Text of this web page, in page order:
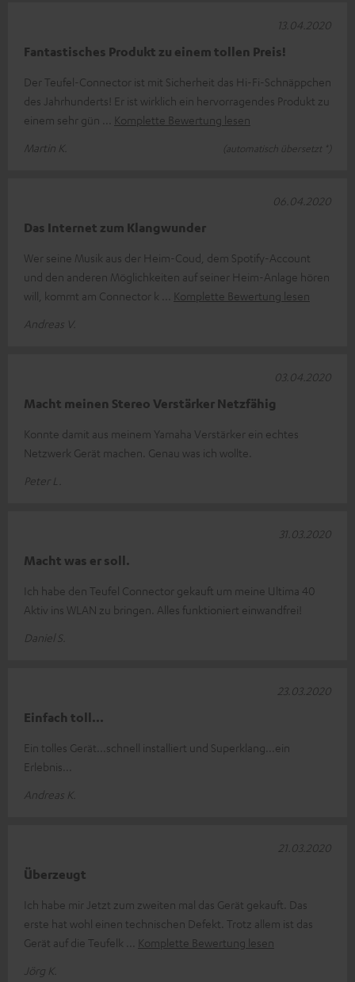
Fantastisches Produkt zu einem tollen Preis!
Der Teufel-Connector ist mit Sicherheit das Hi-Fi-Schnäppchen
des Jahrhunderts! Er ist wirklich ein hervorragendes Produkt zu
einem sehr gün
Komplette Bewertung lesen
Martin K.
(automatisch übersetzt *)
13.04.2020
Das Internet zum Klangwunder
Wer seine Musik aus der Heim-Coud, dem Spotify-Account
und den anderen Möglichkeiten auf seiner Heim-Anlage hören
will, kommt am Connector k
Komplette Bewertung lesen
Andreas V.
06.04.2020
Macht meinen Stereo Verstärker Netzfähig
Konnte damit aus meinem Yamaha Verstärker ein echtes
Netzwerk Gerät machen. Genau was ich wollte.
Peter L.
03.04.2020
Macht was er soll.
Ich habe den Teufel Connector gekauft um meine Ultima 40
Aktiv ins WLAN zu bringen. Alles funktioniert einwandfrei!
Daniel S.
31.03.2020
Einfach toll...
Ein tolles Gerät...schnell installiert und Superklang...ein
Erlebnis...
Andreas K.
23.03.2020
Überzeugt
Ich habe mir Jetzt zum zweiten mal das Gerät gekauft. Das
erste hat wohl einen technischen Defekt. Trotz allem ist das
Gerät auf die Teufelk
Komplette Bewertung lesen
Jörg K.
21.03.2020